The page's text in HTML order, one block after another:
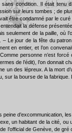
condition. Il était tenu
sur leurs tombes ; de
être condamné par le
la défense
seulement de la paille, où
Le jour de la fête du
en entier, et l’on
personne n’est
de l’édit), l’on donnait
un des lépreux. A la mort
sur la bourse de la
peine d’excommunication,
un habitant de la cité,
l’official de Genève, de